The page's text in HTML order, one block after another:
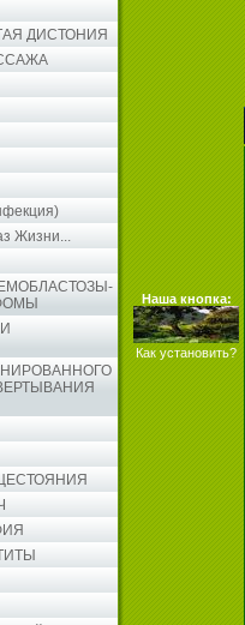
ДИСТОНИЯ
Жизни...
Наша кнопка:
Как установить?